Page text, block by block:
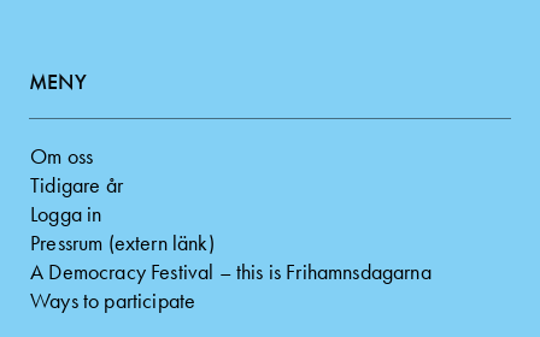
MENY
Om oss
Tidigare år
Logga in
Pressrum (extern länk)
A Democracy Festival – this is Frihamnsdagarna
Ways to participate